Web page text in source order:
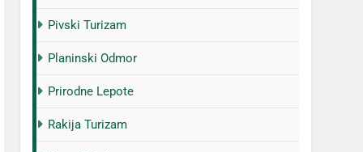
Pivski Turizam
Planinski Odmor
Prirodne Lepote
Rakija Turizam